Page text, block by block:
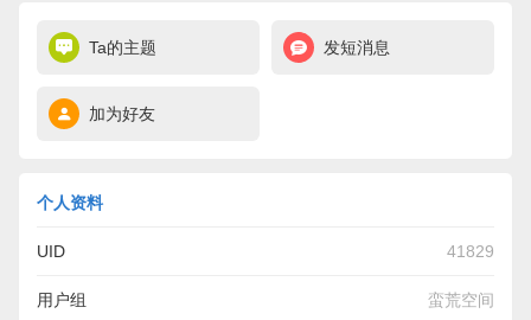
Ta的主题 发短消息
加为好友
个人资料
UID 41829
用户组 蛮荒空间